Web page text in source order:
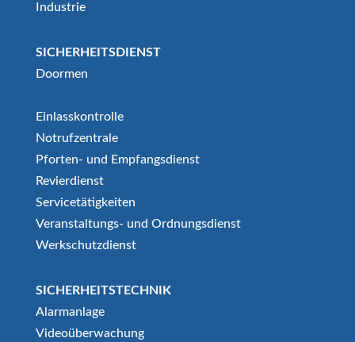
Industrie
SICHERHEITSDIENST
Doormen
Einlasskontrolle
Notrufzentrale
Pforten- und Empfangsdienst
Revierdienst
Servicetätigkeiten
Veranstaltungs- und Ordnungsdienst
Werkschutzdienst
SICHERHEITSTECHNIK
Alarmanlage
Videoüberwachung